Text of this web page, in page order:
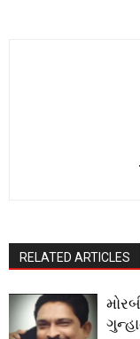
RELATED ARTICLES